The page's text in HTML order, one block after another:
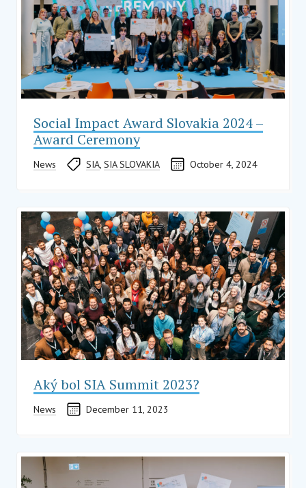
Social Impact Award Slovakia 2024 –
Award Ceremony
News SIA SIA SLOVAKIA October 4, 2024
Aký bol SIA Summit 2023?
News December 11, 2023